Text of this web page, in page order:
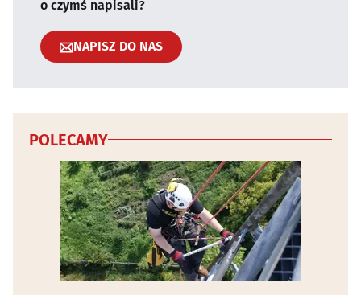
o czymś napisali?
NAPISZ DO NAS
POLECAMY